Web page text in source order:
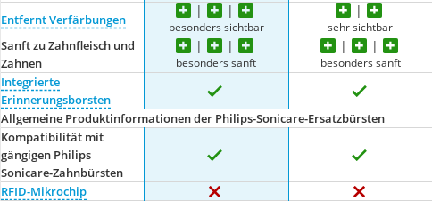
Entfernt Verfärbungen besonders sichtbar sehr sichtbar
Sanft zu Zahnfleisch und
Zähnen
besonders sanft besonders sanft
Integrierte
Erinnerungsborsten
Allgemeine Produktinformationen der Philips-Sonicare-Ersatzbürsten
Kompatibilität mit
gängigen Philips
Sonicare-Zahnbürsten
RFID-Mikrochip